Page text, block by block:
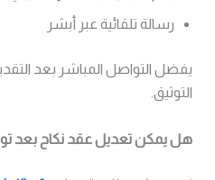
رسالة تلقائية عبر أبشر
يفضل التواصل المباشر بعد
التوثيق.
هل يمكن تعديل عقد نكاح بعد